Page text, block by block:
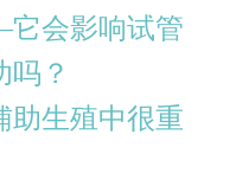
会影响试管
吗？
助生殖中很重